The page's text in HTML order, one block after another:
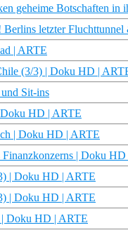
geheime Botschaften in
letzter
| ARTE
(3/3) | Doku HD |
Sit-ins
HD | ARTE
| Doku HD | ARTE
| Doku
| Doku HD | ARTE
| Doku HD | ARTE
| Doku HD | ARTE